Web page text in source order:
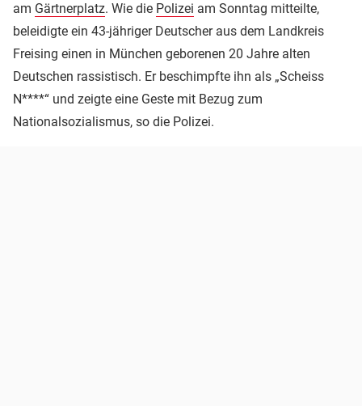
am Gärtnerplatz. Wie die Polizei am Sonntag mitteilte,
beleidigte ein 43-jähriger Deutscher aus dem Landkreis
Freising einen in München geborenen 20 Jahre alten
Deutschen rassistisch. Er beschimpfte ihn als „Scheiss
N****“ und zeigte eine Geste mit Bezug zum
Nationalsozialismus, so die Polizei.